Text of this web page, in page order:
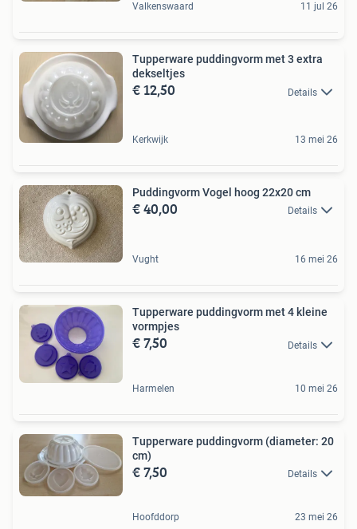
Valkenswaard 11 jul 26
Tupperware puddingvorm met 3 extra
dekseltjes
€ 12,50 Details
Kerkwijk 13 mei 26
Puddingvorm Vogel hoog 22x20 cm
€ 40,00 Details
Vught 16 mei 26
Tupperware puddingvorm met 4 kleine
vormpjes
€ 7,50 Details
Harmelen 10 mei 26
Tupperware puddingvorm (diameter: 20
cm)
€ 7,50 Details
Hoofddorp 23 mei 26